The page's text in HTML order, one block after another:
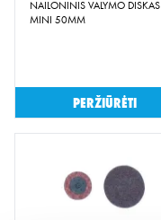
NAILONINIS VALYMO DISKAS
MINI 50MM
Peržiūrėti